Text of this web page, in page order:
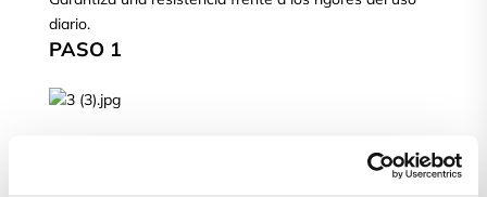
diario.
PASO 1
Limpiamos la pantalla de nuestro móvil con la toallita
húmeda (Wet) y posteriormente secamos con la toallita